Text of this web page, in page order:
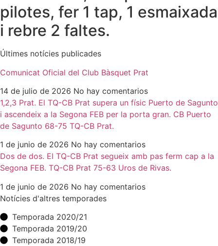
pilotes, fer 1 tap, 1 esmaixada
i rebre 2 faltes.
Últimes notícies publicades
Comunicat Oficial del Club Bàsquet Prat
14 de julio de 2026 No hay comentarios
1,2,3 Prat. El TQ-CB Prat supera un físic Puerto de Sagunto
i ascendeix a la Segona FEB per la porta gran. CB Puerto
de Sagunto 68-75 TQ-CB Prat.
1 de junio de 2026 No hay comentarios
Dos de dos. El TQ-CB Prat segueix amb pas ferm cap a la
Segona FEB. TQ-CB Prat 75-63 Uros de Rivas.
1 de junio de 2026 No hay comentarios
Notícies d'altres temporades
Temporada 2020/21
Temporada 2019/20
Temporada 2018/19